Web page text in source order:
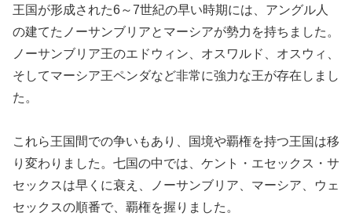
王国が形成された6～7世紀の早い時期には、アングル人
の建てたノーサンブリアとマーシアが勢力を持ちました。
ノーサンブリア王のエドウィン、オスワルド、オスウィ、
そしてマーシア王ペンダなど非常に強力な王が存在しまし
た。
これら王国間での争いもあり、国境や覇権を持つ王国は移
り変わりました。七国の中では、ケント・エセックス・サ
セックスは早くに衰え、ノーサンブリア、マーシア、ウェ
セックスの順番で、覇権を握りました。